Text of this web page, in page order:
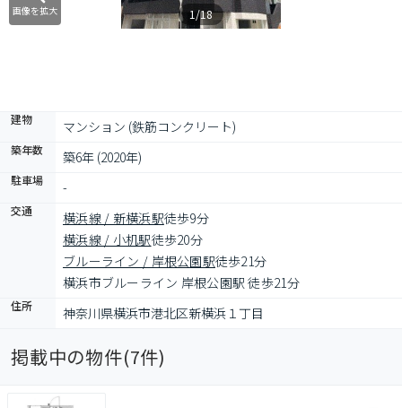
画像を拡大 1/18
建物 マンション (鉄筋コンクリート)
築年数 築6年 (2020年)
駐車場 -
交通 横浜線 / 新横浜駅徒歩9分
横浜線 / 小机駅徒歩20分
ブルーライン / 岸根公園駅徒歩21分
横浜市ブルーライン 岸根公園駅 徒歩21分
住所 神奈川県横浜市港北区新横浜１丁目
掲載中の物件(7件)